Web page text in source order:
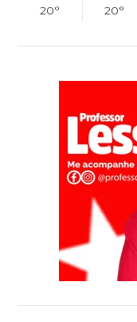
20°
20°